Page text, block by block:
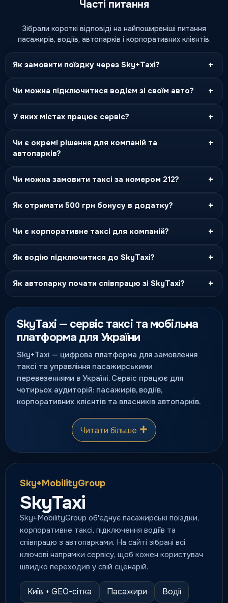
Часті питання
Зібрали короткі відповіді на найпоширеніші питання
пасажирів, водіїв, автопарків і корпоративних клієнтів.
Як замовити поїздку через Sky+Taxi? +
Чи можна підключитися водієм зі своїм авто? +
У яких містах працює сервіс? +
Чи є окремі рішення для компаній та
автопарків?
+
Чи можна замовити таксі за номером 212? +
Як отримати 500 грн бонусу в додатку? +
Чи є корпоративне таксі для компаній? +
Як водію підключитися до SkyTaxi? +
Як автопарку почати співпрацю зі SkyTaxi? +
SkyTaxi — сервіс таксі та мобільна
платформа для України
Sky+Taxi — цифрова платформа для замовлення
таксі та управління пасажирськими
перевезеннями в Україні. Сервіс працює для
чотирьох аудиторій: пасажирів, водіїв,
корпоративних клієнтів та власників автопарків.
Читати більше
Sky+MobilityGroup
SkyTaxi
Sky+MobilityGroup об'єднує пасажирські поїздки,
корпоративне таксі, підключення водіїв та
співпрацю з автопарками. На сайті зібрані всі
ключові напрямки сервісу, щоб кожен користувач
швидко переходив у свій сценарій.
Київ + GEO-сітка Пасажири
Водії